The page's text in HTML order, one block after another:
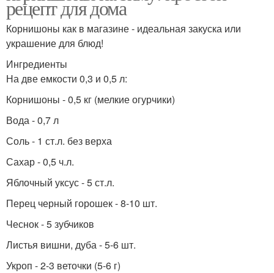
рецепт для дома
Корнишоны как в магазине - идеальная закуска или
украшение для блюд!
Ингредиенты
На две емкости 0,3 и 0,5 л:
Корнишоны - 0,5 кг (мелкие огурчики)
Вода - 0,7 л
Соль - 1 ст.л. без верха
Сахар - 0,5 ч.л.
Яблочный уксус - 5 ст.л.
Перец черный горошек - 8-10 шт.
Чеснок - 5 зубчиков
Листья вишни, дуба - 5-6 шт.
Укроп - 2-3 веточки (5-6 г)